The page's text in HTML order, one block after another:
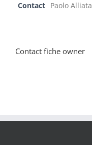
Contact Paolo Alliata
Contact fiche owner